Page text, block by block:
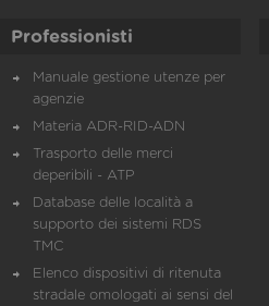
Professionisti
Manuale gestione utenze per
agenzie
Materia ADR-RID-ADN
Trasporto delle merci
deperibili - ATP
Database delle località a
supporto dei sistemi RDS
TMC
Elenco dispositivi di ritenuta
stradale omologati ai sensi del